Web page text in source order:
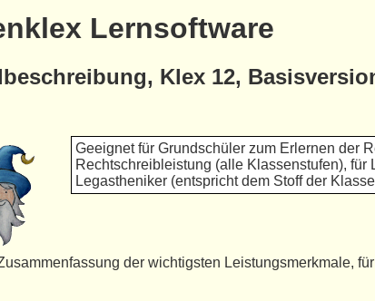
Lernsoftware
Klex 12,
Geeignet für Grundschüler zum Erlernen der
Rechtschreibleistung (alle Klassenstufen),
Legastheniker (entspricht dem Stoff der
der wichtigsten Leistungsmerkmale,